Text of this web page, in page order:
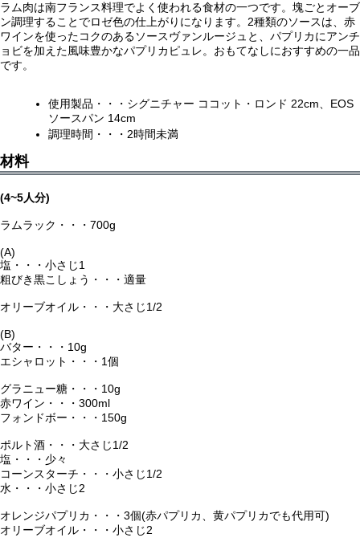
ラム肉は南フランス料理でよく使われる食材の一つです。塊ごとオーブ
ン調理することでロゼ色の仕上がりになります。2種類のソースは、赤
ワインを使ったコクのあるソースヴァンルージュと、パプリカにアンチ
ョビを加えた風味豊かなパプリカピュレ。おもてなしにおすすめの一品
です。
使用製品・・・シグニチャー ココット・ロンド 22cm、EOS
ソースパン 14cm
調理時間・・・2時間未満
材料
(4~5人分)
ラムラック・・・700g
(A)
塩・・・小さじ1
粗びき黒こしょう・・・適量
オリーブオイル・・・大さじ1/2
(B)
バター・・・10g
エシャロット・・・1個
グラニュー糖・・・10g
赤ワイン・・・300ml
フォンドボー・・・150g
ポルト酒・・・大さじ1/2
塩・・・少々
コーンスターチ・・・小さじ1/2
水・・・小さじ2
オレンジパプリカ・・・3個(赤パプリカ、黄パプリカでも代用可)
オリーブオイル・・・小さじ2